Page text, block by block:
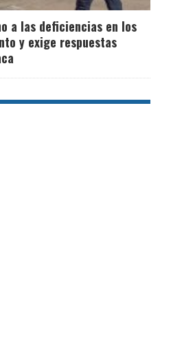
a las deficiencias en los
y exige respuestas